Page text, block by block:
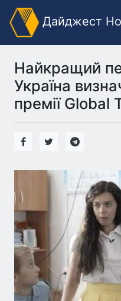
Дайджест
Найкращий
Україна
премії Global